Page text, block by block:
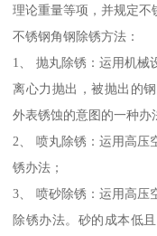
理论重量等项，并规定不
不锈钢角钢除锈方法：
1、 抛丸除锈：运用机械
离心力抛出，被抛出的
外表锈蚀的意图的一种办
2、 喷丸除锈：运用高压
锈办法；
3、 喷砂除锈：运用高压
除锈办法。砂的成本低